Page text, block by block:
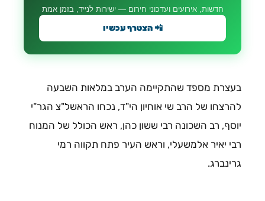
חדשות, אירועים ועדכוני חירום — ישירות לנייד, בזמן אמת
📲 הצטרף עכשיו
בעצרת מספד שהתקיימה הערב במלאות השבעה
להרצחו של הרב שי אוחיון הי"ד, נכחו הראשל"צ הגר"י
יוסף, רב השכונה רבי ששון כהן, ראש הכולל של המנוח
רבי יאיר אלמשעלי, וראש העיר פתח תקווה רמי
גרינברג.